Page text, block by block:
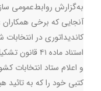
به‌گزارش روابط‌عمومی
آنجایی که برخی
کاندیداتوری در
استناد ماده
کتبی خود را که به